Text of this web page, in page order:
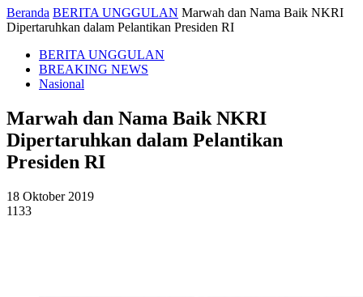
Beranda BERITA UNGGULAN Marwah dan Nama Baik NKRI
Dipertaruhkan dalam Pelantikan Presiden RI
BERITA UNGGULAN
BREAKING NEWS
Nasional
Marwah dan Nama Baik NKRI
Dipertaruhkan dalam Pelantikan
Presiden RI
18 Oktober 2019
1133